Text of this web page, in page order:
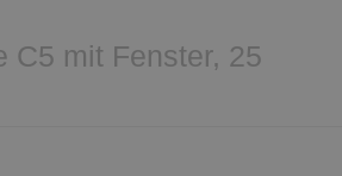
C5 mit Fenster, 25